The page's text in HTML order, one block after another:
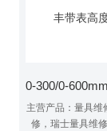
主营产品：量具维
修，瑞士量具维